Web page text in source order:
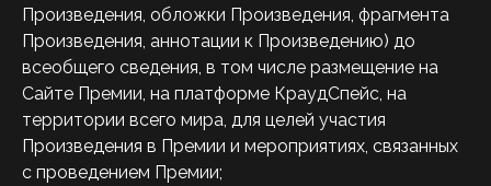
Произведения, обложки Произведения, фрагмента
Произведения, аннотации к Произведению) до
всеобщего сведения, в том числе размещение на
Сайте Премии, на платформе КраудСпейс, на
территории всего мира, для целей участия
Произведения в Премии и мероприятиях, связанных
с проведением Премии;